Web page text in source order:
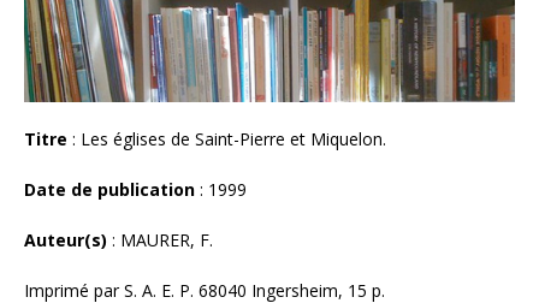
Titre : Les églises de Saint-Pierre et Miquelon.
Date de publication : 1999
Auteur(s) : MAURER, F.
Imprimé par S. A. E. P. 68040 Ingersheim, 15 p.